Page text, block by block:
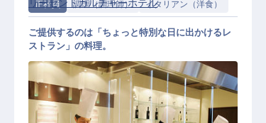
正社員 調理（調理師） イタリアン（洋食）
リーセントカルチャーホテル
ご提供するのは「ちょっと特別な日に出かけるレ
ストラン」の料理。